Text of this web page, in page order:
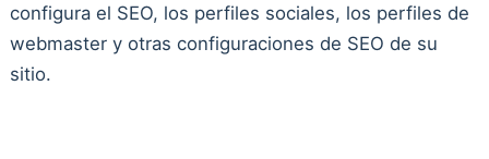
configura el SEO, los perfiles sociales, los perfiles de
webmaster y otras configuraciones de SEO de su
sitio.